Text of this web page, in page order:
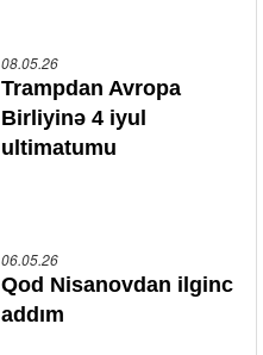
08.05.26
Trampdan Avropa
Birliyinə 4 iyul
ultimatumu
06.05.26
Qod Nisanovdan ilginc
addım